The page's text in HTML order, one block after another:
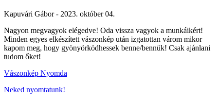
Kapuvári Gábor - 2023. október 04.
Nagyon megvagyok elégedve! Oda vissza vagyok a munkáikért!
Minden egyes elkészített vászonkép után izgatottan várom mikor
kapom meg, hogy gyönyörködhessek benne/bennük! Csak ajánlani
tudom őket!
Vászonkép Nyomda
Neked nyomtatunk!